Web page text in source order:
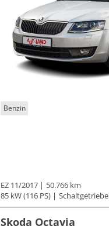
Benzin
EZ 11/2017
50.766 km
85 kW (116 PS)
Schaltgetriebe
Skoda Octavia